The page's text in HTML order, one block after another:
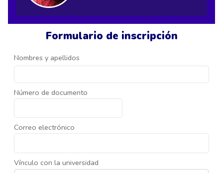
Formulario de inscripción
Nombres y apellidos
Número de documento
Correo electrónico
Vínculo con la universidad